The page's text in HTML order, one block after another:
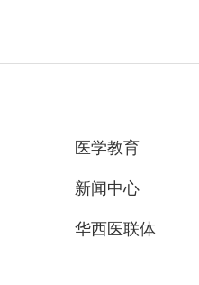
医学教育
新闻中心
华西医联体